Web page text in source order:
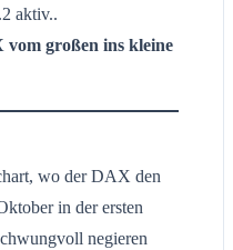
aktiv..
großen ins kleine
wo der DAX den
in der ersten
negieren